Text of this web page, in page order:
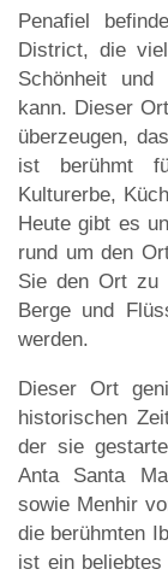
Penafiel
District, die
Schönheit
kann. Dieser
überzeugen,
ist berühmt
Kulturerbe,
Heute gibt es
rund um den
Sie den Ort zu
Berge und
werden.
Dieser Ort
historischen
der sie
Anta Santa
sowie Menhir
die berühmten
ist ein